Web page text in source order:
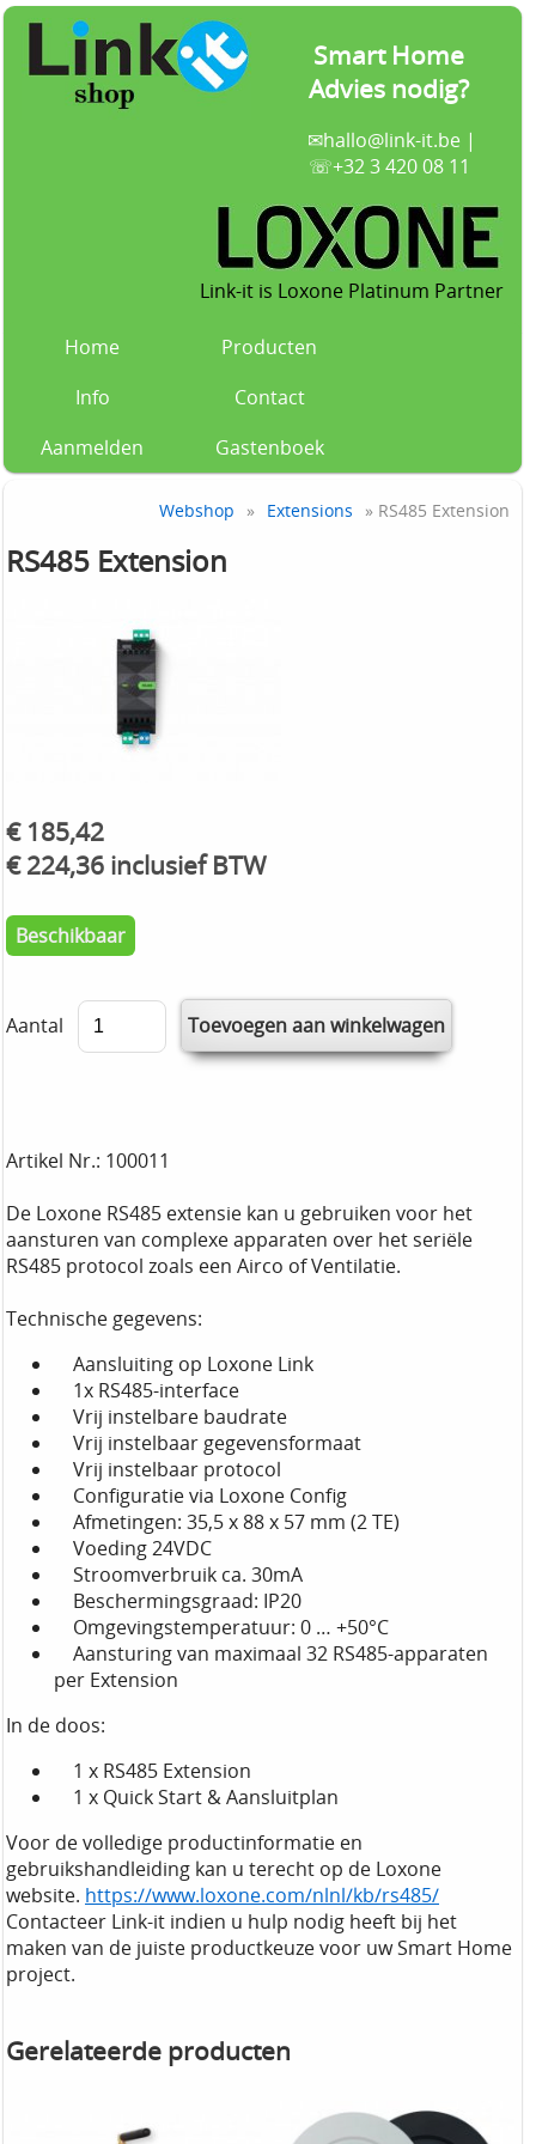
Smart Home
Advies nodig?
✉hallo@link-it.be|
☏+32 3 420 08 11
Link-it is Loxone Platinum Partner
Home
Producten
Info
Contact
Aanmelden
Gastenboek
Webshop » Extensions » RS485 Extension
RS485 Extension
€ 185,42
€ 224,36 inclusief BTW
Beschikbaar
Aantal
Artikel Nr.: 100011
De Loxone RS485 extensie kan u gebruiken voor het
aansturen van complexe apparaten over het seriële
RS485 protocol zoals een Airco of Ventilatie.
Technische gegevens:
Aansluiting op Loxone Link
1x RS485-interface
Vrij instelbare baudrate
Vrij instelbaar gegevensformaat
Vrij instelbaar protocol
Configuratie via Loxone Config
Afmetingen: 35,5 x 88 x 57 mm (2 TE)
Voeding 24VDC
Stroomverbruik ca. 30mA
Beschermingsgraad: IP20
Omgevingstemperatuur: 0 … +50°C
Aansturing van maximaal 32 RS485-apparaten
per Extension
In de doos:
1 x RS485 Extension
1 x Quick Start & Aansluitplan
Voor de volledige productinformatie en
gebruikshandleiding kan u terecht op de Loxone
website. https://www.loxone.com/nlnl/kb/rs485/
Contacteer Link-it indien u hulp nodig heeft bij het
maken van de juiste productkeuze voor uw Smart Home
project.
Gerelateerde producten